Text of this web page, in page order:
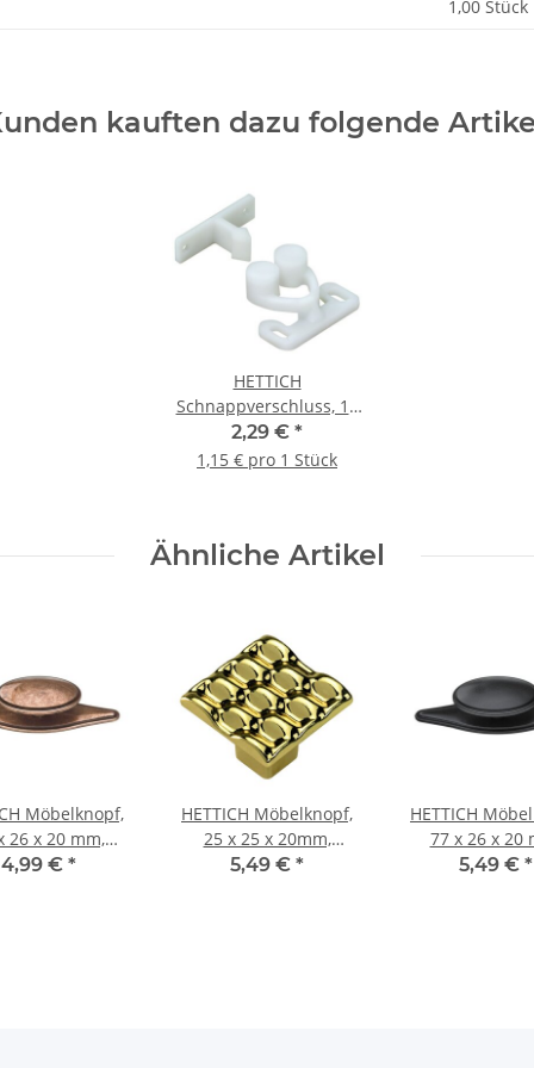
1,00 Stück
kauften dazu folgende
HETTICH
Schnappverschluss, 14
x 30 x 25 mm,
Kunststoff, weiß, 2
2,29 € *
1,15 € pro 1 Stück
Ähnliche Artikel
Möbelknopf,
26 x 20 mm,
Kupfer
4,99 € *
HETTICH Möbelknopf,
25 x 25 x 20mm,
Zinkdruckguss
5,49 € *
HETTICH
77 x 26 x 20
Zinkdruckguss,
5,49 € *